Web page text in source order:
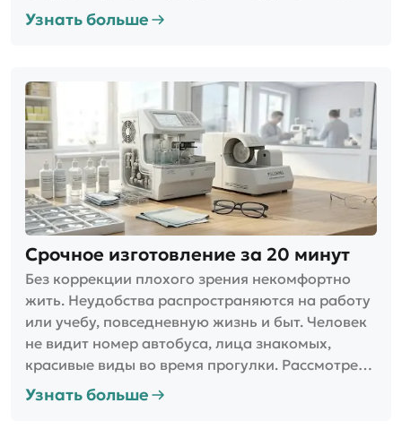
детском возрасте легче. Для своевременного
выявления посещайте офтальмолога
качество зрения будет сохранено.
Узнать больше
Срочное изготовление за 20 минут
Без коррекции плохого зрения некомфортно
жить. Неудобства распространяются на работу
или учебу, повседневную жизнь и быт. Человек
не видит номер автобуса, лица знакомых,
красивые виды во время прогулки. Рассмотреть
мир во всех красках помогают корригирующие
очки.
Узнать больше